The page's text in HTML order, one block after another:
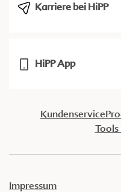
Karriere bei HiPP
HiPP App
Kundenservice
Tools
Impressum